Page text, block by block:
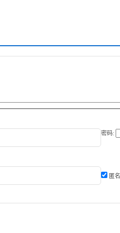
密码:
匿